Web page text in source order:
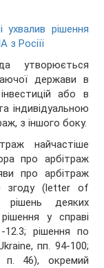
ухвалив рішення
з Росіїї
утворюється
держави в
або в
індивідуальною
з іншого боку.
найчастіше
про арбітраж
про арбітраж
згоду (letter of
деяких
у справі
12.3; рішення по
пп. 94-100;
п. 46), окремий